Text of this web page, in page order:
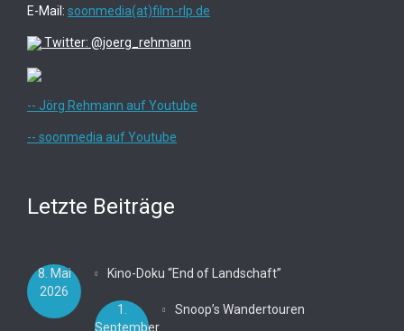
E-Mail: soonmedia(at)film-rlp.de
Twitter: @joerg_rehmann
-- Jörg Rehmann auf Youtube
-- soonmedia auf Youtube
Letzte Beiträge
Kino-Doku “End of Landschaft”
8. Mai
2026
Snoop’s Wandertouren
1.
September